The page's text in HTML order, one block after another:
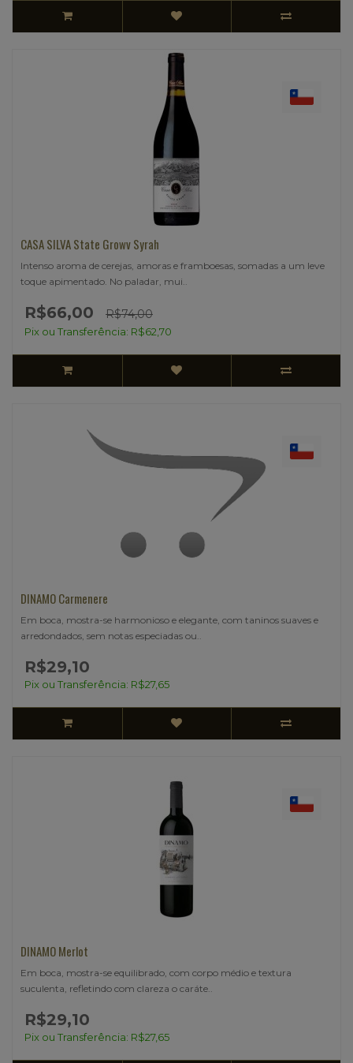
CASA SILVA State Growv Syrah
Intenso aroma de cerejas, amoras e framboesas, somadas a um leve
toque apimentado. No paladar, mui..
R$66,00 R$74,00
Pix ou Transferência: R$62,70
DINAMO Carmenere
Em boca, mostra-se harmonioso e elegante, com taninos suaves e
arredondados, sem notas especiadas ou..
R$29,10
Pix ou Transferência: R$27,65
DINAMO Merlot
Em boca, mostra-se equilibrado, com corpo médio e textura
suculenta, refletindo com clareza o caráte..
R$29,10
Pix ou Transferência: R$27,65